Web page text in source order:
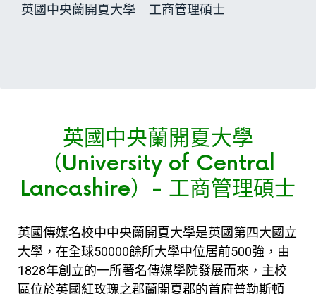
英國中央蘭開夏大學 – 工商管理碩士
英國中央蘭開夏大學
（University of Central
Lancashire）- 工商管理碩士
英國傳媒名校中中央蘭開夏大學是英國第四大國立
大學，在全球50000餘所大學中位居前500強，由
1828年創立的一所著名傳媒學院發展而來，主校
區位於英國紅玫瑰之郡蘭開夏郡的首府普勒斯頓